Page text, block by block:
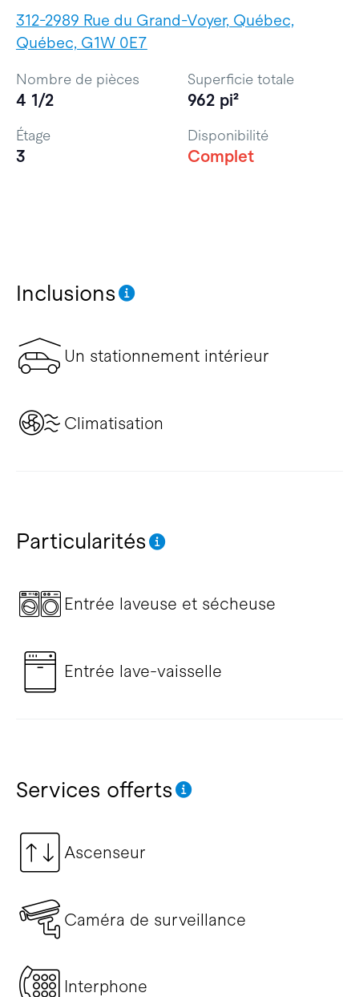
312-2989 Rue du Grand-Voyer, Québec,
Québec, G1W 0E7
Inclusions
Un stationnement intérieur
Climatisation
Particularités
Entrée laveuse et sécheuse
Entrée lave-vaisselle
Services offerts
Ascenseur
Caméra de surveillance
Interphone
Nombre de pièces
4 1/2
Superficie totale
962 pi²
Étage
3
Disponibilité
Complet